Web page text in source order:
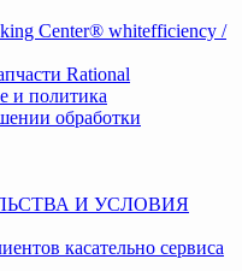
Center® whitefficiency /
Rational
и политика
обработки
И УСЛОВИЯ
касательно сервиса